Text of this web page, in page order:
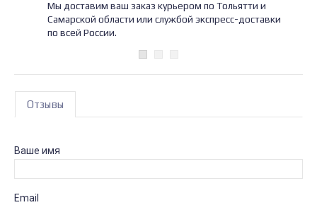
Мы доставим ваш заказ курьером по Тольятти и
Самарской области или службой экспресс-доставки
по всей России.
Отзывы
Ваше имя
Email